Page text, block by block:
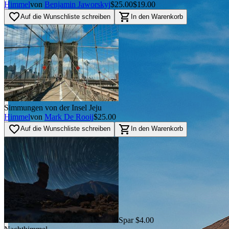
Himmelvon Benjamin Jaworskyj$25.00$19.00
favorite_borderAuf die Wunschliste schreiben shopping_cart In den Warenkorb
Simmungen von der Insel Jeju
Himmelvon Mark De Rooij$25.00
favorite_borderAuf die Wunschliste schreiben shopping_cart In den Warenkorb
Spar $4.00